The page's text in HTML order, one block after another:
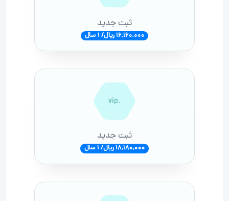
ثبت جدید
16,160,000 ریال/ 1 سال
.vip
ثبت جدید
18,180,000 ریال/ 1 سال